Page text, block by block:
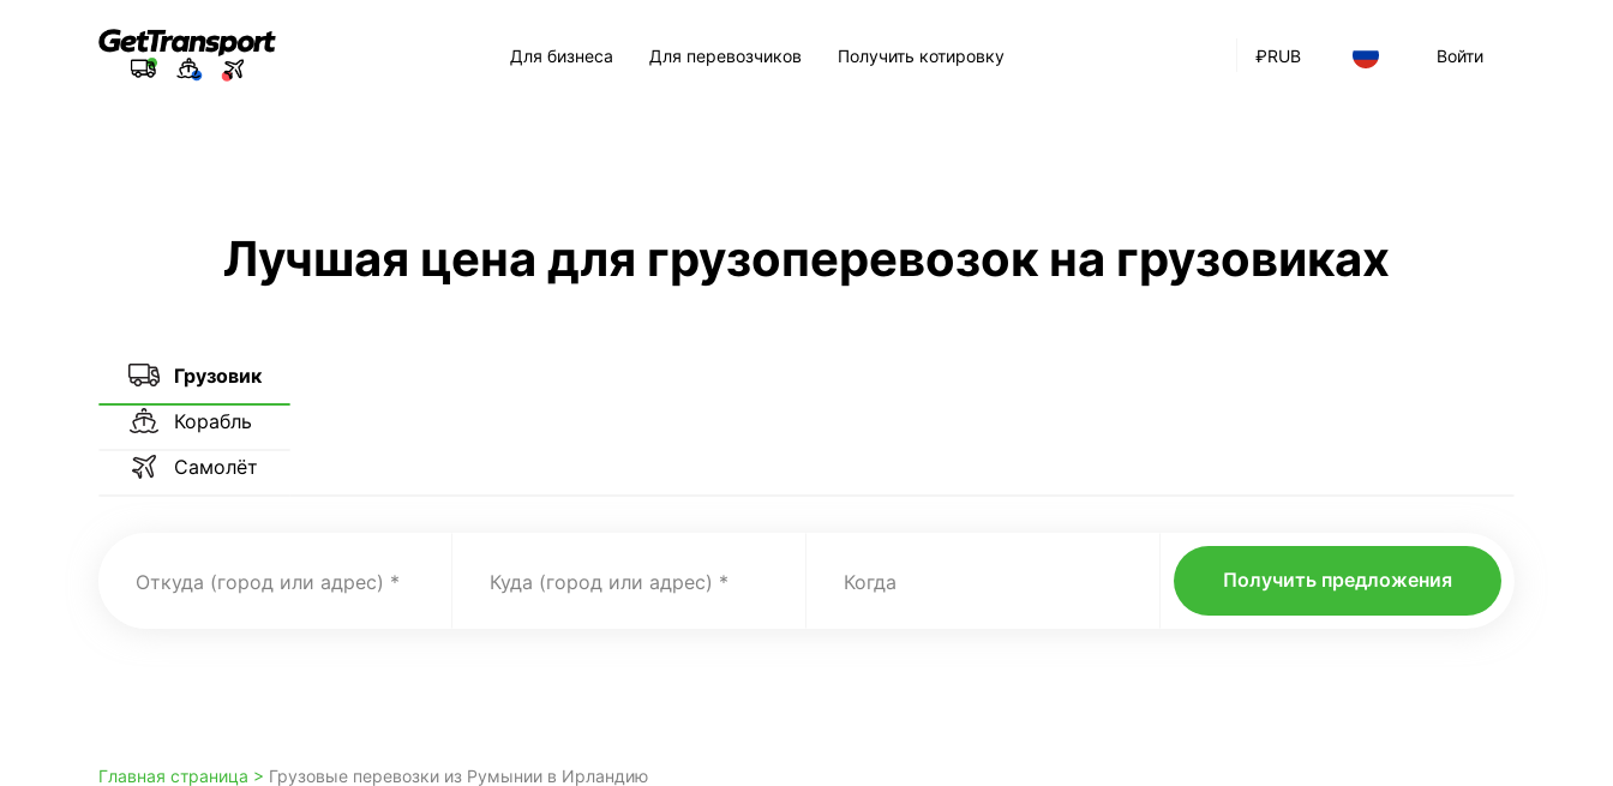
₽RUB Войти
Для бизнеса Для перевозчиков Получить котировку
Лучшая цена для грузоперевозок на грузовиках
Грузовик
Корабль
Самолёт
Откуда (город или адрес) Куда (город или адрес) Когда Получить предложения
Главная страница > Грузовые перевозки из Румынии в Ирландию